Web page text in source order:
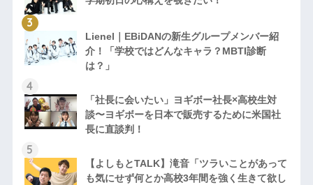
Lienel｜EBiDANの新生グループメンバー紹
介！「学校ではどんなキャラ？MBTI診断
は？」
「社長に会いたい」ヨギボー社長×高校生対
談〜ヨギボーを日本で販売するために米国社
長に直談判！
【よしもとTALK】滝音「ツラいことがあって
も気にせず何とか高校3年間を強く生きて欲し